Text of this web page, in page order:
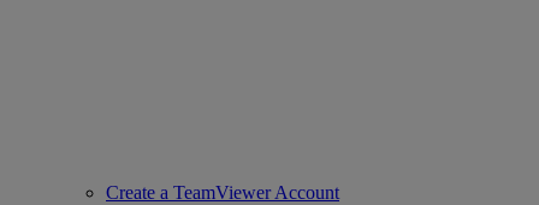
Create a TeamViewer Account